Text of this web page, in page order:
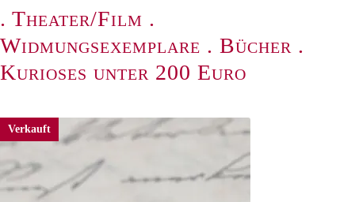
. Theater/Film .
Widmungsexemplare . Bücher .
Kurioses unter 200 Euro
Verkauft